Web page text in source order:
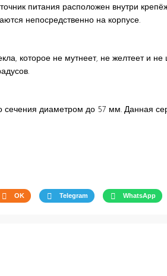
питания расположен внутри
непосредственно на корпусе.
которое не мутнеет, не желтеет и не
сечения диаметром до 57 мм. Данная
OK Telegram WhatsApp